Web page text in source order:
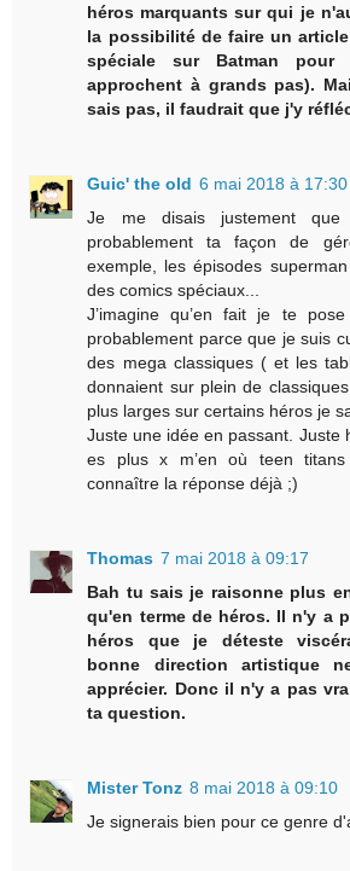
héros marquants sur qui je
la possibilité de faire un
spéciale sur Batman
approchent à grands pas).
sais pas, il faudrait que j'y
Guic' the old 6 mai 2018 à 17:30
Je me disais justement que
probablement ta façon de
exemple, les épisodes
des comics spéciaux...
J’imagine qu’en fait je te
probablement parce que je suis
des mega classiques ( et les
donnaient sur plein de
plus larges sur certains héros je
Juste une idée en passant. Juste
es plus x m’en où teen
connaître la réponse déjà ;)
Thomas 7 mai 2018 à 09:17
Bah tu sais je raisonne plus
qu'en terme de héros. Il n'y a
héros que je déteste
bonne direction artistique
apprécier. Donc il n'y a pas
ta question.
Mister Tonz 8 mai 2018 à 09:10
Je signerais bien pour ce genre